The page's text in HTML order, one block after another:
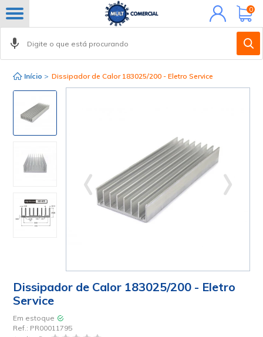
Minha
conta
0
Início > Dissipador de Calor 183025/200 - Eletro Service
Dissipador de Calor 183025/200 - Eletro
Service
Em estoque
Ref.: PR00011795